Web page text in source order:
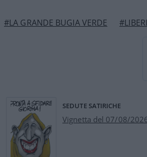
#LA GRANDE BUGIA VERDE
SEDUTE SATIRICHE
Vignetta del 07/08/